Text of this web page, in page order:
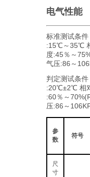
电气性能
标准测试条
:15℃～35℃
度:45％～
气压:86～
判定测试条
:20℃±2℃ 相
:60％～
压:86～
参
数
符号
尺
寸